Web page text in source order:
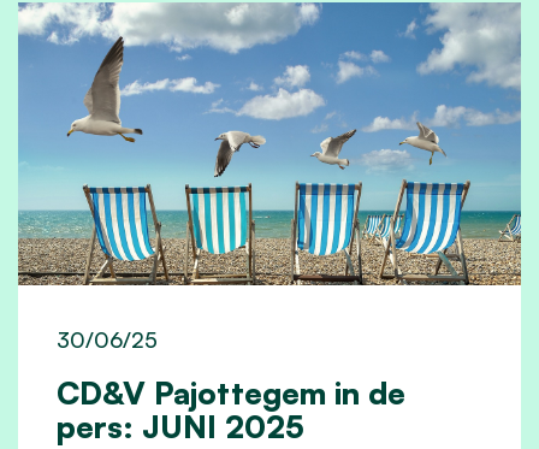
CD&V Pajottegem in de
pers: JUNI 2025
30/06/25